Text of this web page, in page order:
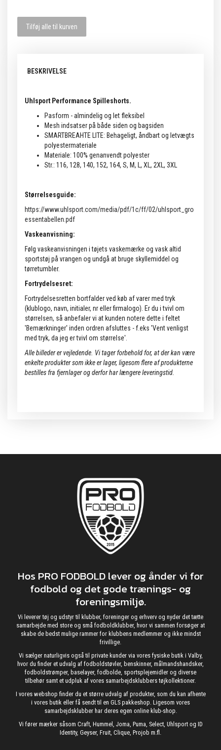
Tilføj alle til kurven
BESKRIVELSE
Uhlsport Performance Spilleshorts.
Pasform - almindelig og let fleksibel
Mesh indsatser på både siden og bagsiden
SMARTBREAHTE LITE: Behageligt, åndbart og letvægts
polyestermateriale
Materiale: 100% genanvendt polyester
Str.: 116, 128, 140, 152, 164, S, M, L, XL, 2XL, 3XL
Størrelsesguide:
https://www.uhlsport.com/media/pdf/1c/ff/02/uhlsport_gro
essentabellen.pdf
Vaskeanvisning:
Følg vaskeanvisningen i tøjets vaskemærke og vask altid
sportstøj på vrangen og undgå at bruge skyllemiddel og
tørretumbler.
Fortrydelsesret:
Fortrydelsesretten bortfalder ved køb af varer med tryk
(klublogo, navn, initialer, nr eller firmalogo). Er du i tvivl om
størrelsen, så anbefaler vi at kunden notere dette i feltet
'Bemærkninger' inden ordren afsluttes - f.eks 'Vent venligst
med tryk, da jeg er tvivl om størrelse'.
Alle billeder er vejledende. Vi tager forbehold for, at der kan være
enkelte produkter som ikke er lager, ligesom flere af produkterne
bestilles fra fjernlager og derfor har længere leveringstid.
Hos PRO FODBOLD lever og ånder vi for
fodbold og det gode trænings- og
foreningsmiljø.
Vi leverer tøj og udstyr til klubber, foreninger og erhverv og nyder det tætte
samarbejde med store og små fodboldklubber, hvor vi sammen forsøger at
skabe de bedst mulige rammer for klubbens medlemmer og ikke mindst
frivillige.
Vi sælger naturligvis også til private kunder via vores fysiske butik i Valby,
hvor du finder et udvalg af fodboldstøvler, benskinner, målmandshandsker,
fodboldstrømper, baselayer, fodbolde, sportsplejemidler og diverse
tilbehør samt et udpluk af vores samarbejdsklubbers tøjkollektioner.
I vores webshop finder du et større udvalg af produkter, som du kan afhente
i vores butik eller få sendt til en GLS pakkeshop. Ligesom vores
samarbejdsklubber har deres egen online klub-shop.
Vi fører mærker såsom Craft, Hummel, Joma, Puma, Select, Uhlsport og ID
Identity, Geyser, Fruit, Clique, Projob m.fl.